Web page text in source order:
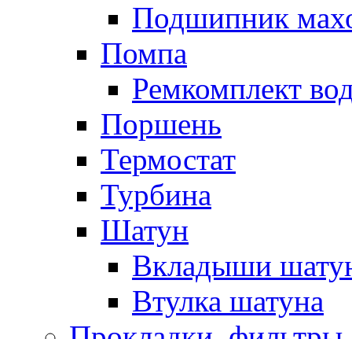
Подшипник
Помпа
Ремкомплект
Поршень
Термостат
Турбина
Шатун
Вкладыши
Втулка шатуна